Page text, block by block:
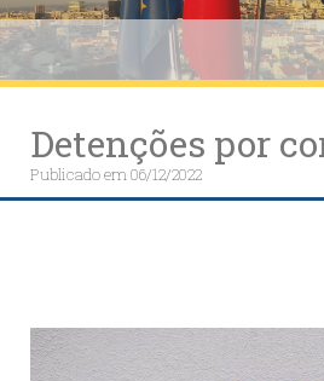
Detenções por
Publicado em06/12/2022